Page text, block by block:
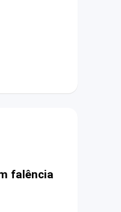
falência